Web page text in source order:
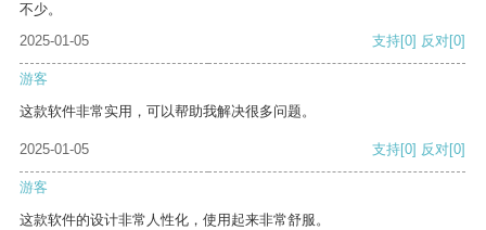
不少。
2025-01-05
支持[0] 反对[0]
游客
这款软件非常实用，可以帮助我解决很多问题。
2025-01-05 支持[0] 反对[0]
游客
这款软件的设计非常人性化，使用起来非常舒服。